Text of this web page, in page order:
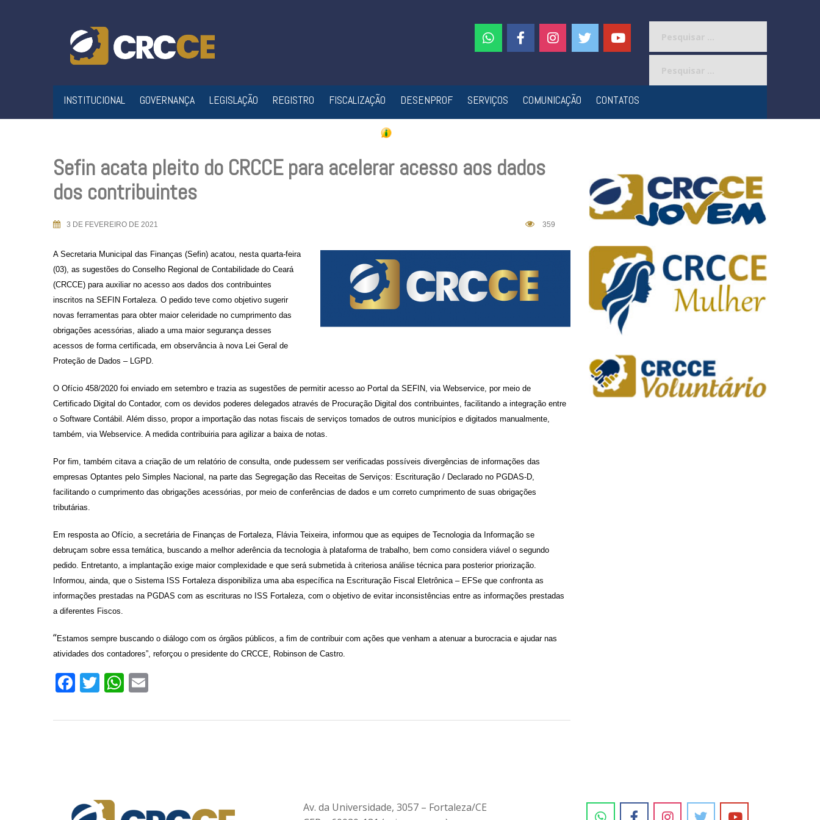
INSTITUCIONAL GOVERNANÇA LEGISLAÇÃO REGISTRO FISCALIZAÇÃO DESENPROF SERVIÇOS COMUNICAÇÃO CONTATOS
Sefin acata pleito do CRCCE para acelerar acesso aos dados
dos contribuintes
3 DE FEVEREIRO DE 2021 359
A Secretaria Municipal das Finanças (Sefin) acatou, nesta quarta-feira
(03), as sugestões do Conselho Regional de Contabilidade do Ceará
(CRCCE) para auxiliar no acesso aos dados dos contribuintes
inscritos na SEFIN Fortaleza. O pedido teve como objetivo sugerir
novas ferramentas paraobter maior celeridade no cumprimento das
obrigações acessórias, aliado a uma maior segurança desses
acessos de forma certificada, em observância à nova Lei Geral de
Proteção de Dados – LGPD.
O Ofício 458/2020 foi enviado em setembro e trazia as sugestões de permitir acesso ao Portal da SEFIN, via Webservice, por meio de
Certificado Digital do Contador, com os devidos poderes delegados através de Procuração Digital dos contribuintes, facilitando a integração entre
o Software Contábil. Além disso, propor a importação das notas fiscais de serviços tomados de outros municípios e digitados manualmente,
também, via Webservice. A medida contribuiria para agilizar a baixa de notas.
Por fim, também citava a criação de um relatório de consulta, onde pudessem ser verificadas possíveis divergências de informações das
empresas Optantes pelo Simples Nacional, na parte das Segregação das Receitas de Serviços: Escrituração / Declarado no PGDAS-D,
facilitando o cumprimento das obrigações acessórias, por meio de conferências de dados e um correto cumprimento de suas obrigações
tributárias.
Em resposta ao Ofício, a secretária de Finanças de Fortaleza, Flávia Teixeira, informou que as equipes de Tecnologia da Informação se
debruçam sobre essa temática, buscando a melhor aderência da tecnologia à plataforma de trabalho, bem como considera viável o segundo
pedido. Entretanto, a implantação exige maior complexidade e que será submetida à criteriosa análise técnica para posterior priorização.
Informou, ainda, que o Sistema ISS Fortaleza disponibiliza uma aba específica na Escrituração Fiscal Eletrônica – EFSe que confronta as
informações prestadas na PGDAS com as escrituras no ISS Fortaleza, com o objetivo de evitar inconsistências entre as informações prestadas
a diferentes Fiscos.
“Estamos sempre buscando o diálogo com os órgãos públicos, a fim de contribuir com ações que venham a atenuar a burocracia e ajudar nas
atividades dos contadores”, reforçou o presidente do CRCCE, Robinson de Castro.
Facebook
TwitterWhatsApp
Av. da Universidade, 3057 – Fortaleza/CE